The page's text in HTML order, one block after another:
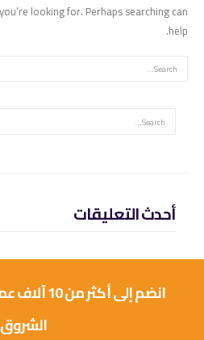
looking for. Perhaps searching can
help.
أحدث التعليقات
انضم إلى
الشروق